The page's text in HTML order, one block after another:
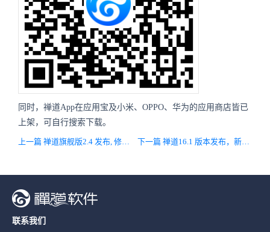
同时，禅道App在应用宝及小米、OPPO、华为的应用商店皆已
上架，可自行搜索下载。
下一篇 禅道16.1 版本发布，新增计划状态管理，优化升级流程
联系我们